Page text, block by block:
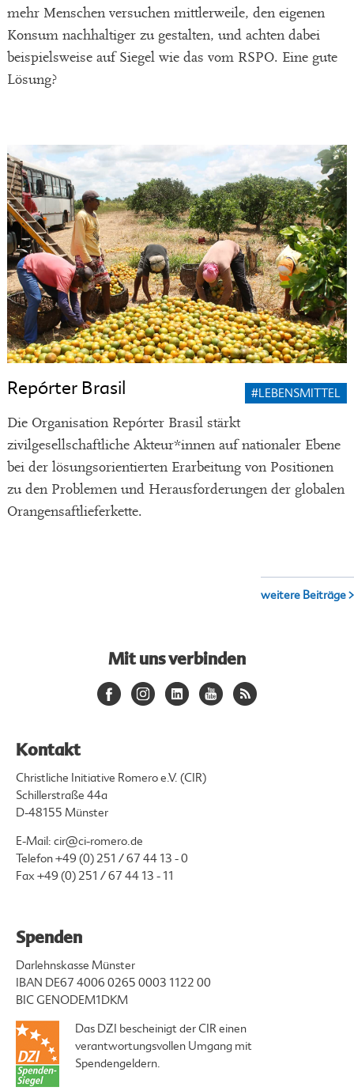
mehr Menschen versuchen mittlerweile, den eigenen
Konsum nachhaltiger zu gestalten, und achten dabei
beispielsweise auf Siegel wie das vom RSPO. Eine gute
Lösung?
Repórter Brasil #LEBENSMITTEL
Die Organisation Repórter Brasil stärkt
zivilgesellschaftliche Akteur*innen auf nationaler Ebene
bei der lösungsorientierten Erarbeitung von Positionen
zu den Problemen und Herausforderungen der globalen
Orangensaftlieferkette.
weitere Beiträge >
Mit uns verbinden
Kontakt
Christliche Initiative Romero e.V. (CIR)
Schillerstraße 44a
D-48155 Münster
E-Mail: cir@ci-romero.de
Telefon+49 (0) 251 / 67 44 13 - 0
Fax +49 (0) 251 / 67 44 13 - 11
Spenden
Darlehnskasse Münster
IBAN DE67 4006 0265 0003 1122 00
BIC GENODEM1DKM
Das DZI bescheinigt der CIR einen
verantwortungsvollen Umgang mit
Spendengeldern.